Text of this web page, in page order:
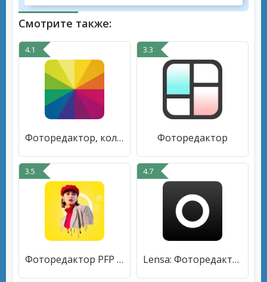
Смотрите также:
4.1
Фоторедактор, коллаж - Fotor
3.3
Фоторедактор
3.5
Фоторедактор PFP Maker
4.7
Lensa: Фоторедактор и Ретушь